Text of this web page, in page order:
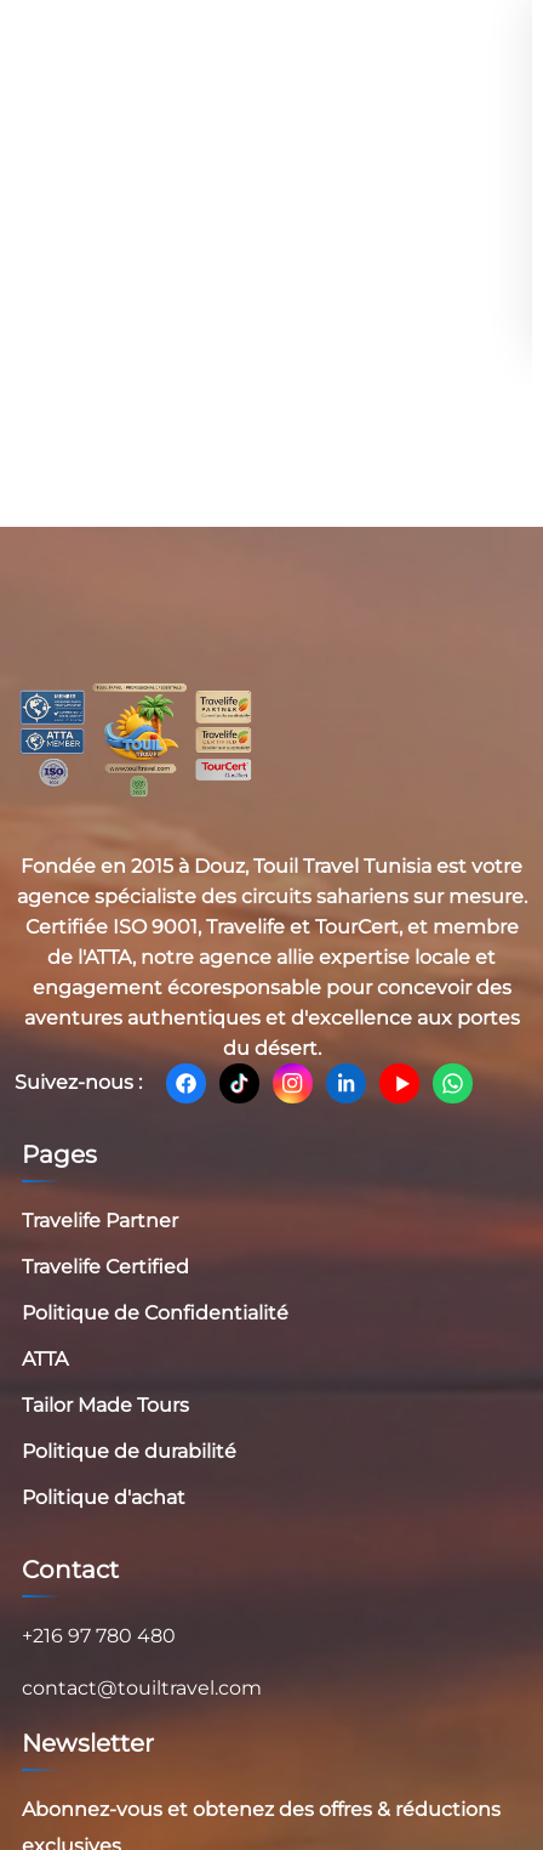
Fondée en 2015 à Douz, Touil Travel Tunisia est votre
agence spécialiste des circuits sahariens sur mesure.
Certifiée ISO 9001, Travelife et TourCert, et membre
de l'ATTA, notre agence allie expertise locale et
engagement écoresponsable pour concevoir des
aventures authentiques et d'excellence aux portes
du désert.
Suivez-nous :
Pages
Travelife Partner
Travelife Certified
Politique de Confidentialité
ATTA
Tailor Made Tours
Politique de durabilité
Politique d'achat
Contact
+216 97 780 480
contact@touiltravel.com
Newsletter
Abonnez-vous et obtenez des offres & réductions